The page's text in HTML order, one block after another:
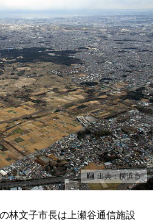
出典：横浜市
林文子市長は上瀬谷通信施設